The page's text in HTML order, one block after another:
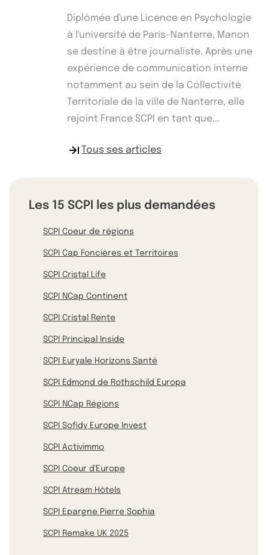
Diplômée d'une Licence en Psychologie
à l'université de Paris-Nanterre, Manon
se destine à être journaliste. Après une
expérience de communication interne
notamment au sein de la Collectivité
Territoriale de la ville de Nanterre, elle
rejoint France SCPI en tant que...
Tous ses articles
Les 15 SCPI les plus demandées
SCPI Coeur de régions
SCPI Cap Foncières et Territoires
SCPI Cristal Life
SCPI NCap Continent
SCPI Cristal Rente
SCPI Principal Inside
SCPI Euryale Horizons Santé
SCPI Edmond de Rothschild Europa
SCPI NCap Régions
SCPI Sofidy Europe Invest
SCPI Activimmo
SCPI Coeur d'Europe
SCPI Atream Hôtels
SCPI Epargne Pierre Sophia
SCPI Remake UK 2025